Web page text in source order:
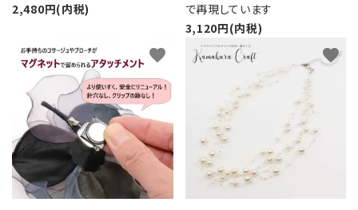
2,480円(内税)
で再現しています
3,120円(内税)
favorite favorite